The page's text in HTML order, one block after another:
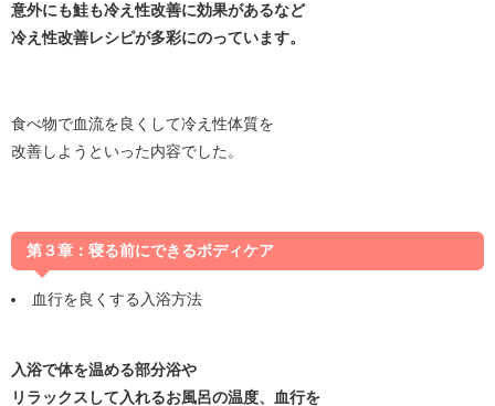
意外にも鮭も冷え性改善に効果があるなど
冷え性改善レシピが多彩にのっています。
食べ物で血流を良くして冷え性体質を
改善しようといった内容でした。
第３章：寝る前にできるボディケア
血行を良くする入浴方法
入浴で体を温める部分浴や
リラックスして入れるお風呂の温度、血行を